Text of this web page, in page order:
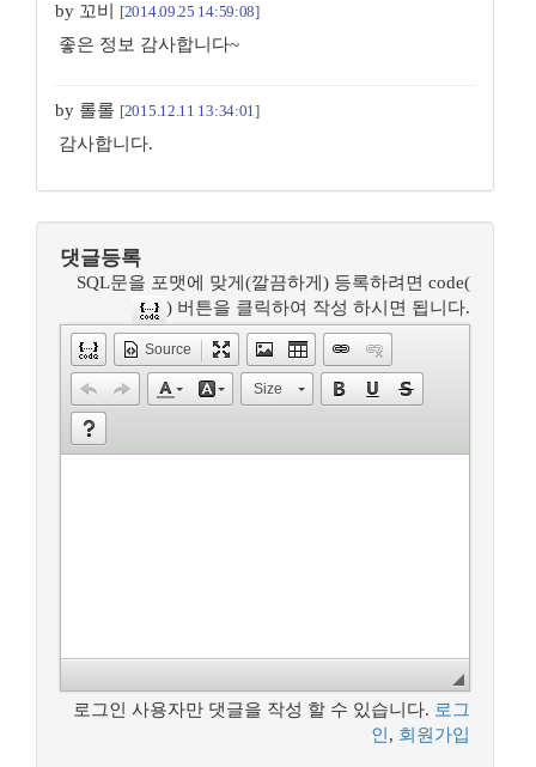
by 꼬비 [2014.09.25 14:59:08]
좋은 정보 감사합니다~
by 롤롤 [2015.12.11 13:34:01]
감사합니다.
댓글등록
SQL문을 포맷에 맞게(깔끔하게) 등록하려면 code(
) 버튼을 클릭하여 작성 하시면 됩니다.
Source
Size
로그인 사용자만 댓글을 작성 할 수 있습니다. 로그
인 , 회원가입